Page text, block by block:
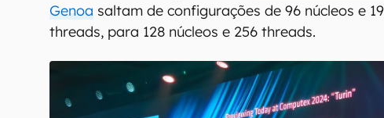
Genoa saltam de configurações de 96 núcleos e
threads, para 128 núcleos e 256 threads.